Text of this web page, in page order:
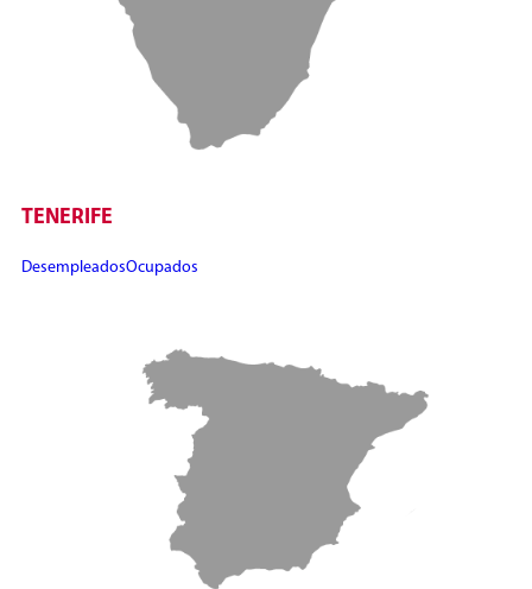
TENERIFE
DesempleadosOcupados